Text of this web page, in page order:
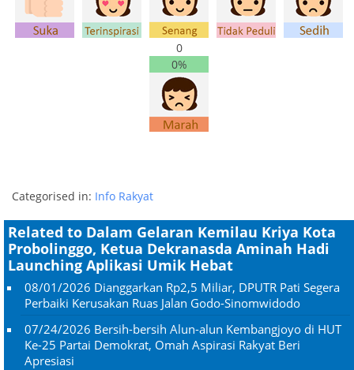
0
0%
Categorised in: Info Rakyat
Related to Dalam Gelaran Kemilau Kriya Kota
Probolinggo, Ketua Dekranasda Aminah Hadi
Launching Aplikasi Umik Hebat
08/01/2026 Dianggarkan Rp2,5 Miliar, DPUTR Pati Segera
Perbaiki Kerusakan Ruas Jalan Godo-Sinomwidodo
07/24/2026 Bersih-bersih Alun-alun Kembangjoyo di HUT
Ke-25 Partai Demokrat, Omah Aspirasi Rakyat Beri
Apresiasi